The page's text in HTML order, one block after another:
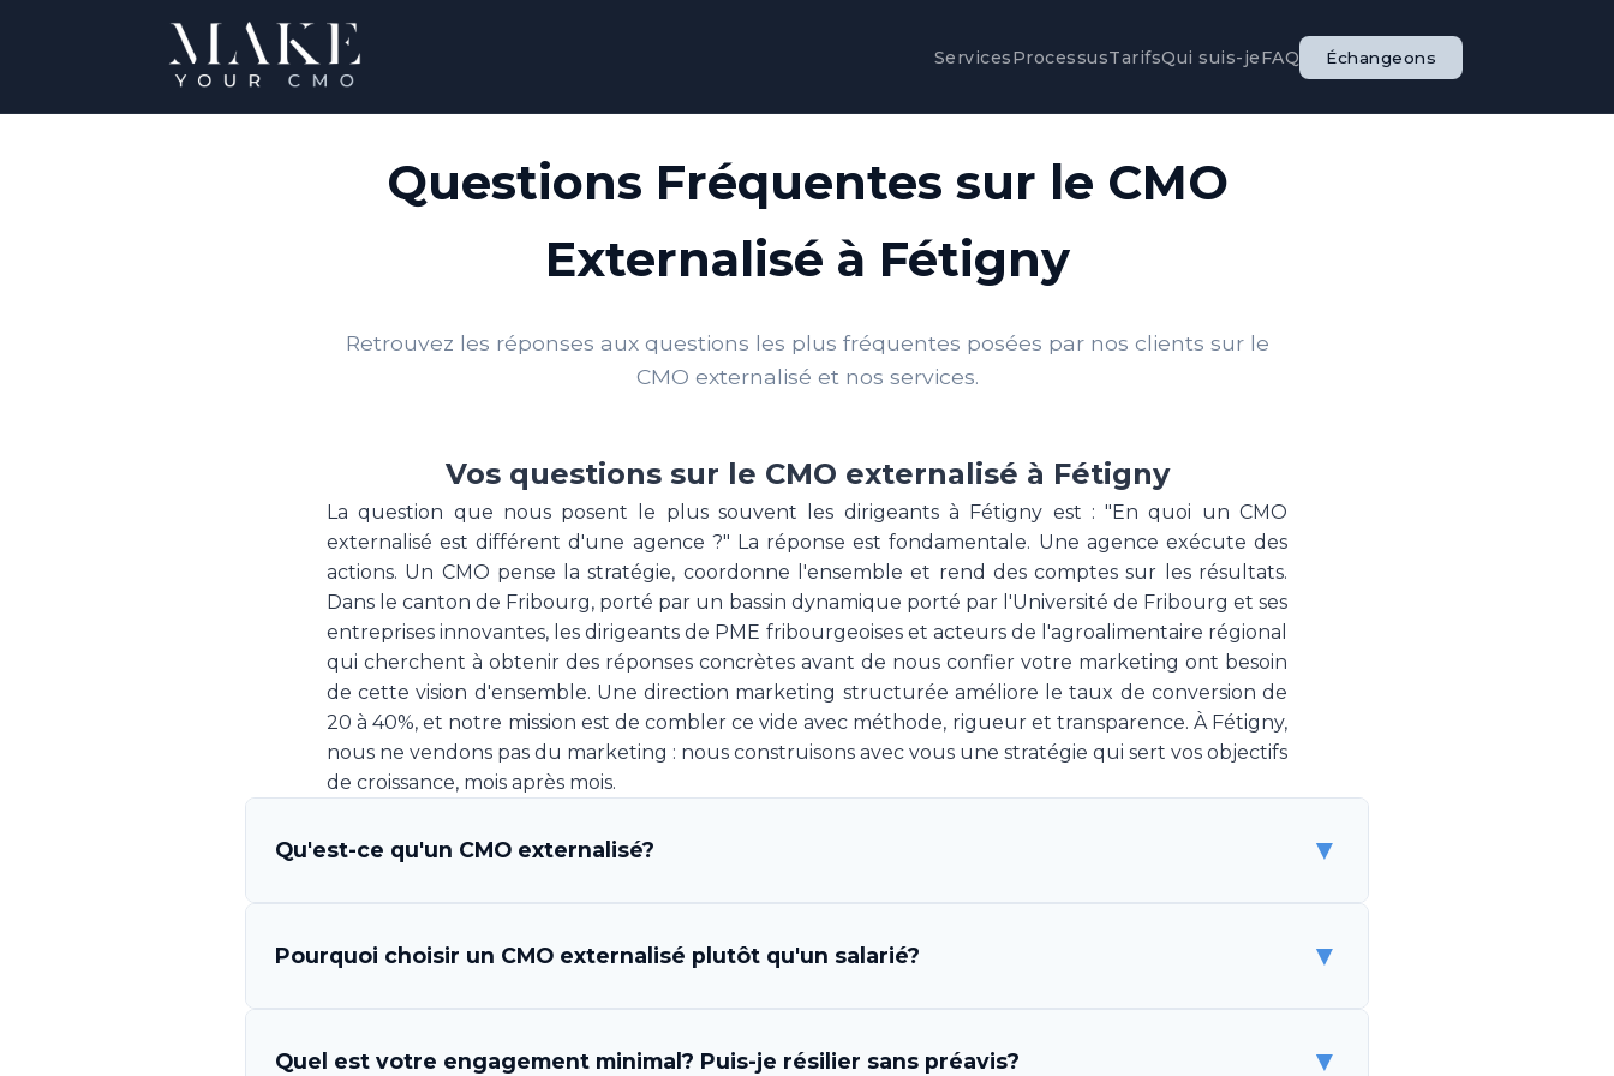
ServicesProcessusTarifsQui suis-jeFAQ Échangeons
Questions Fréquentes sur le CMO
Externalisé à Fétigny
Retrouvez les réponses aux questions les plus fréquentes posées par nos clients sur le
CMO externalisé et nos services.
Vos questions sur le CMO externalisé à Fétigny
La question que nous posent le plus souvent les dirigeants à Fétigny est : "En quoi un CMO
externalisé est différent d'une agence ?" La réponse est fondamentale. Une agence exécute des
actions. Un CMO pense la stratégie, coordonne l'ensemble et rend des comptes sur les résultats.
Dans le canton de Fribourg, porté par un bassin dynamique porté par l'Université de Fribourg et ses
entreprises innovantes, les dirigeants de PME fribourgeoises et acteurs de l'agroalimentaire régional
qui cherchent à obtenir des réponses concrètes avant de nous confier votre marketing ont besoin
de cette vision d'ensemble. Une direction marketing structurée améliore le taux de conversion de
20 à 40%, et notre mission est de combler ce vide avec méthode, rigueur et transparence. À Fétigny,
nous ne vendons pas du marketing : nous construisons avec vous une stratégie qui sert vos objectifs
de croissance, mois après mois.
Qu'est-ce qu'un CMO externalisé? ▼
Un CMO (Chief Marketing Officer) externalisé est un professionnel ou une équipe de spécialistes marketing
l'exécution des campagnes, la gestion des prestataires et l'analyse des résultats. C'est une solution flexible et
Pourquoi choisir un CMO externalisé plutôt qu'un salarié? ▼
Les avantages sont multiples. D'abord, l'économie est considérable: un CMO salarié coûte CHF 150'000-
Quel est votre engagement minimal? Puis-je résilier sans préavis? ▼